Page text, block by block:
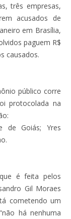
três empresas,
acusados de
em Brasília,
paguem R$
causados.
público corre
protocolada na
de Goiás; Yres
é feita pelos
Gil Moraes
cometendo um
há nenhuma